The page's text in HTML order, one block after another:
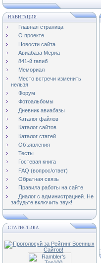
НАВИГАЦИЯ
Главная страница
О проекте
Новости сайта
Авиабаза Мериа
841-й гапиб
Мемориал
Место встречи изменить
нельзя
Форум
Фотоальбомы
Дневник авиабазы
Каталог файлов
Каталог сайтов
Каталог статей
Объявления
Тесты
Гостевая книга
FAQ (вопрос/ответ)
Обратная связь
Правила работы на сайте
Диалог с администрацией. Не
забудьте включить звук!
СТАТИСТИКА